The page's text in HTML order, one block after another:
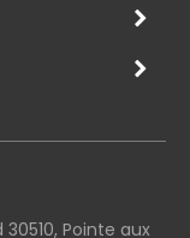
Pointe aux